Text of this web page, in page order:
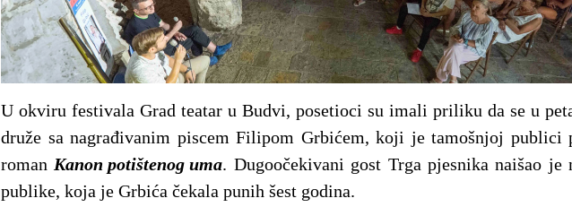
U okviru festivala Grad teatar u Budvi, posetioci su imali priliku da se u
druže sa nagrađivanim piscem Filipom Grbićem, koji je tamošnjoj publici
romanKanon potištenog uma. Dugoočekivani gost Trga pjesnika naišao je
publike, koja je Grbića čekala punih šest godina.